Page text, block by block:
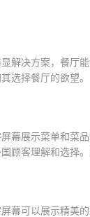
解决方案，餐
选择餐厅的欲望。
幕展示菜单和菜
顾客理解和选择
幕可以展示精美